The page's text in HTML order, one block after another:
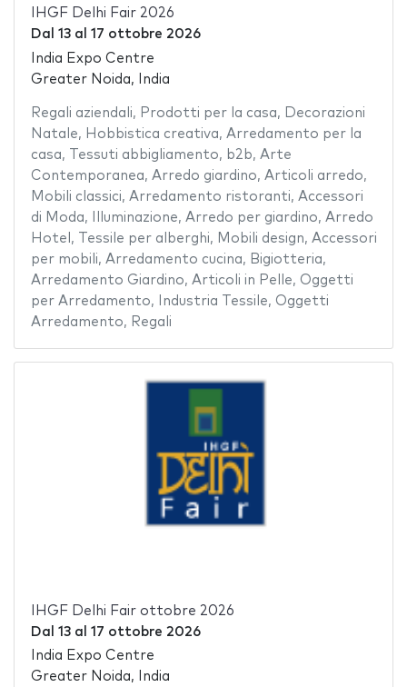
IHGF Delhi Fair 2026
Dal 13al 17 ottobre 2026
India Expo Centre
Greater Noida, India
Regali aziendali, Prodotti per la casa,
Decorazioni
Natale, Hobbistica creativa, Arredamento per la
casa, Tessuti abbigliamento, b2b, Arte
Contemporanea, Arredo giardino, Articoli arredo,
Mobili classici, Arredamento ristoranti, Accessori
di Moda, Illuminazione, Arredo per giardino, Arredo
Hotel , Tessile per alberghi, Mobili design, Accessori
per mobili, Arredamento cucina, Bigiotteria,
Arredamento Giardino, Articoli in Pelle, Oggetti
per Arredamento, Industria Tessile, Oggetti
Arredamento, Regali
IHGF Delhi Fair ottobre 2026
Dal 13al 17 ottobre 2026
India Expo Centre
Greater Noida, India